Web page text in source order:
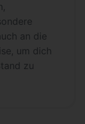
an die
um dich
zu